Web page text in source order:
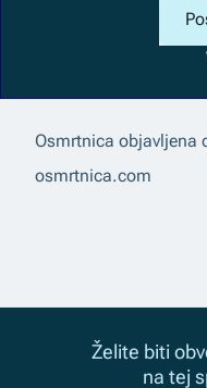
Osmrtnica objavljena
osmrtnica.com
Želite biti
na tej